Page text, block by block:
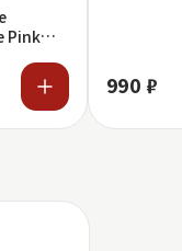
Pink
990 ₽